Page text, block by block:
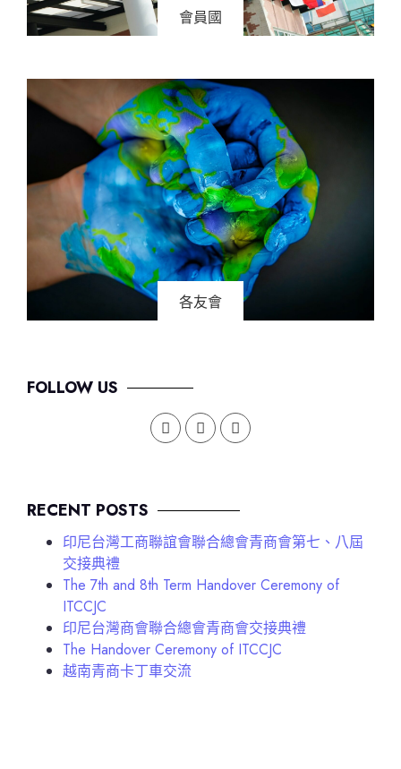
會員國
各友會
FOLLOW US
RECENT POSTS
印尼台灣工商聯誼會聯合總會青商會第七、八屆
交接典禮
The 7th and 8th Term Handover Ceremony of
ITCCJC
印尼台灣商會聯合總會青商會交接典禮
The Handover Ceremony of ITCCJC
越南青商卡丁車交流